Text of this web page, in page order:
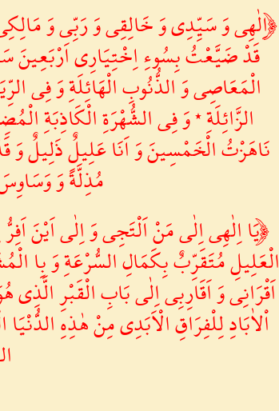
﴿اِلٰهِى وَ سَيِّدِى وَ خَالِقِى وَ رَبِّى وَ
قَدْ ضَيَّعْتُ بِسُوءِ اِخْتِيَارِى
الْمَعَاصِى وَ الذُّنُوبِ الْهَائِلَةِ وَ فِى
الزَّائِلَةِ ٭ وَ فِى الشُّهْرَةِ الْكَاذِبَةِ
نَاهَزْتُ الْخَمْسِينَ وَ اَنَا عَلِيلٌ ذَلِيلٌ وَ
مُذِلَّةً وَ
﴿يَا اِلٰهِى اِلٰى مَنْ اَلْتَجِى وَ اِلٰى اَيْنَ
الْعَلِيلِ مُتَقَرِّبٌ بِكَمَالِ السُّرْعَةِ وَ بِا
اَقْرَانِى وَ اَقَارِبِى اِلٰى بَابِ الْقَبْرِ
اْلاٰبَادِ لِلْفِرَاقِ الْاَبَدِى مِنْ هٰذِهِ